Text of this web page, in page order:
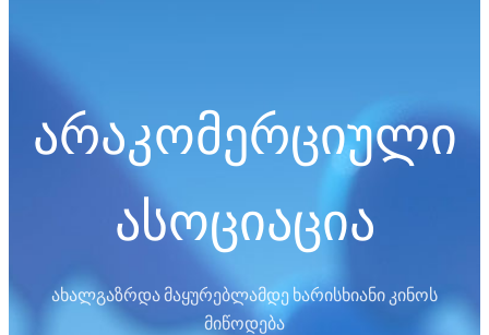
არაკომერციული
ასოციაცია
ახალგაზრდა მაყურებლამდე ხარისხიანი კინოს
მიწოდება